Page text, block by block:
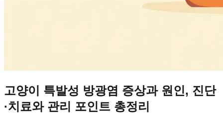
고양이 특발성 방광염 증상과 원인, 진단
·치료와 관리 포인트 총정리